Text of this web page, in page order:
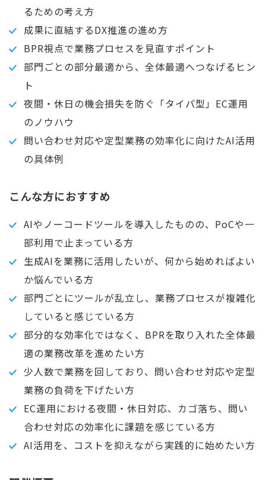
るための考え方
成果に直結するDX推進の進め方
BPR視点で業務プロセスを見直すポイント
部門ごとの部分最適から、全体最適へつなげるヒン
ト
夜間・休日の機会損失を防ぐ「タイパ型」EC運用
のノウハウ
問い合わせ対応や定型業務の効率化に向けたAI活用
の具体例
こんな方におすすめ
AIやノーコードツールを導入したものの、PoCや一
部利用で止まっている方
生成AIを業務に活用したいが、何から始めればよい
か悩んでいる方
部門ごとにツールが乱立し、業務プロセスが複雑化
していると感じている方
部分的な効率化ではなく、BPRを取り入れた全体最
適の業務改革を進めたい方
少人数で業務を回しており、問い合わせ対応や定型
業務の負荷を下げたい方
EC運用における夜間・休日対応、カゴ落ち、問い
合わせ対応の効率化に課題を感じている方
AI活用を、コストを抑えながら実践的に始めたい方